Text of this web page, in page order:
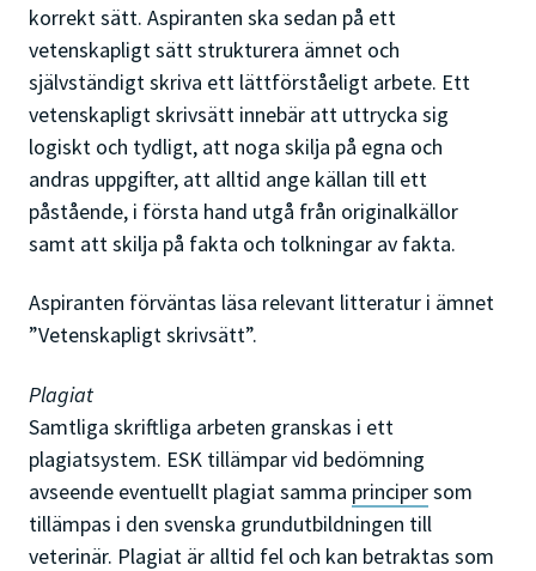
korrekt sätt. Aspiranten ska sedan på ett
vetenskapligt sätt strukturera ämnet och
självständigt skriva ett lättförståeligt arbete. Ett
vetenskapligt skrivsätt innebär att uttrycka sig
logiskt och tydligt, att noga skilja på egna och
andras uppgifter, att alltid ange källan till ett
påstående, i första hand utgå från originalkällor
samt att skilja på fakta och tolkningar av fakta.
Aspiranten förväntas läsa relevant litteratur i ämnet
”Vetenskapligt skrivsätt”.
Plagiat
Samtliga skriftliga arbeten granskas i ett
plagiatsystem. ESK tillämpar vid bedömning
avseende eventuellt plagiat samma principersom
tillämpas i den svenska grundutbildningen till
veterinär. Plagiat är alltid fel och kan betraktas som